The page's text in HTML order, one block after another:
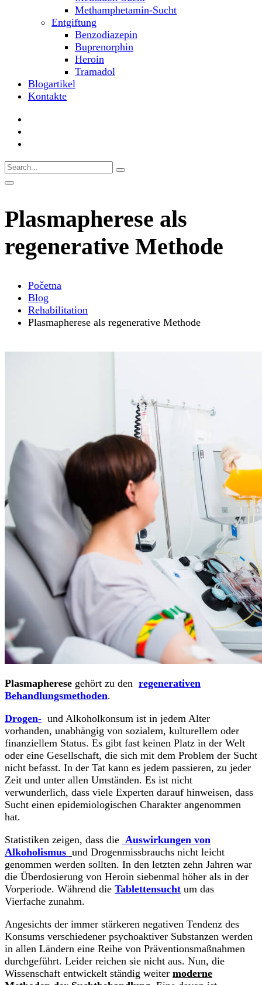
Methamphetamin-Sucht
Entgiftung
Benzodiazepin
Buprenorphin
Heroin
Tramadol
Blogartikel
Kontakte
Plasmapherese als
regenerative Methode
Početna
Blog
Rehabilitation
Plasmapherese als regenerative Methode
Plasmapherese gehört zu den regenerativen
Behandlungsmethoden.
Drogen- und Alkoholkonsum ist in jedem Alter
vorhanden, unabhängig von sozialem, kulturellem oder
finanziellem Status. Es gibt fast keinen Platz in der Welt
oder eine Gesellschaft, die sich mit dem Problem der Sucht
nicht befasst. In der Tat kann es jedem passieren, zu jeder
Zeit und unter allen Umständen. Es ist nicht
verwunderlich, dass viele Experten darauf hinweisen, dass
Sucht einen epidemiologischen Charakter angenommen
hat.
Statistiken zeigen, dass die Auswirkungen von
Alkoholismus und Drogenmissbrauchs nicht leicht
genommen werden sollten. In den letzten zehn Jahren war
die Überdosierung von Heroin siebenmal höher als in der
Vorperiode. Während die Tablettensucht um das
Vierfache zunahm.
Angesichts der immer stärkeren negativen Tendenz des
Konsums verschiedener psychoaktiver Substanzen werden
in allen Ländern eine Reihe von Präventionsmaßnahmen
durchgeführt. Leider reichen sie nicht aus. Nun, die
Wissenschaft entwickelt ständig weiter moderne